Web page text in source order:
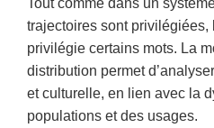
Tout comme dans un
trajectoires sont privilégiées,
privilégie certains mots. La
distribution permet
et culturelle, en lien avec la
populations et des usages.